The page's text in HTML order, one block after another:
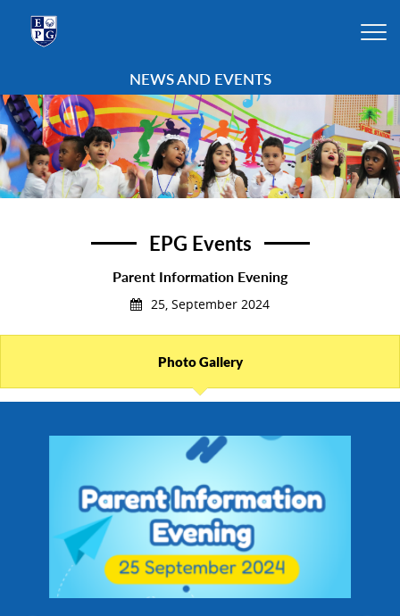
NEWS AND EVENTS
EPG Events
Parent Information Evening
25, September 2024
Photo Gallery